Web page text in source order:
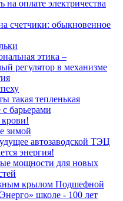
на оплате электричества
счетчики: обыкновенное
этика –
регулятор в механизме
такая тепленькая
барьерами
зимой
автозаводской ТЭЦ
энергия!
мощности для новых
крылом Подшефной
школе - 100 лет